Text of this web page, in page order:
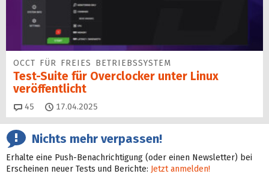
OCCT FÜR FREIES BETRIEBSSYSTEM
Test-Suite für Overclocker unter Linux
veröffentlicht
45 Kommentare
17.04.2025
Nichts mehr verpassen!
Erhalte eine Push-Benachrichtigung (oder einen Newsletter) bei
Erscheinen neuer Tests und Berichte: Jetzt anmelden!